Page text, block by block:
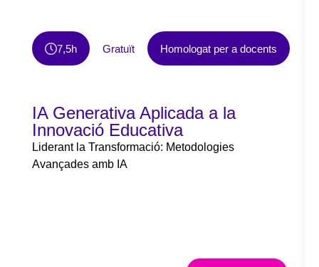
7,5h Gratuït Homologat per a docents
IA Generativa Aplicada a la
Innovació Educativa
Liderant la Transformació: Metodologies
Avançades amb IA